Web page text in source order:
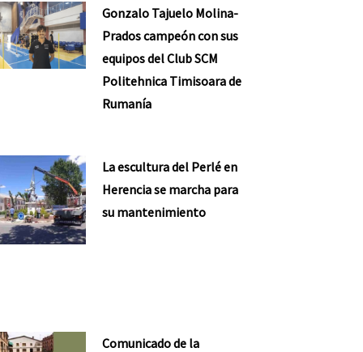
Gonzalo Tajuelo Molina-
Prados campeón con sus
equipos del Club SCM
Politehnica Timisoara de
Rumanía
La escultura del Perlé en
Herencia se marcha para
su mantenimiento
Comunicado de la